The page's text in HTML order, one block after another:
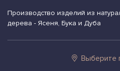
Производство изделий из
дерева - Ясеня, Бука и Дуба
Выберите